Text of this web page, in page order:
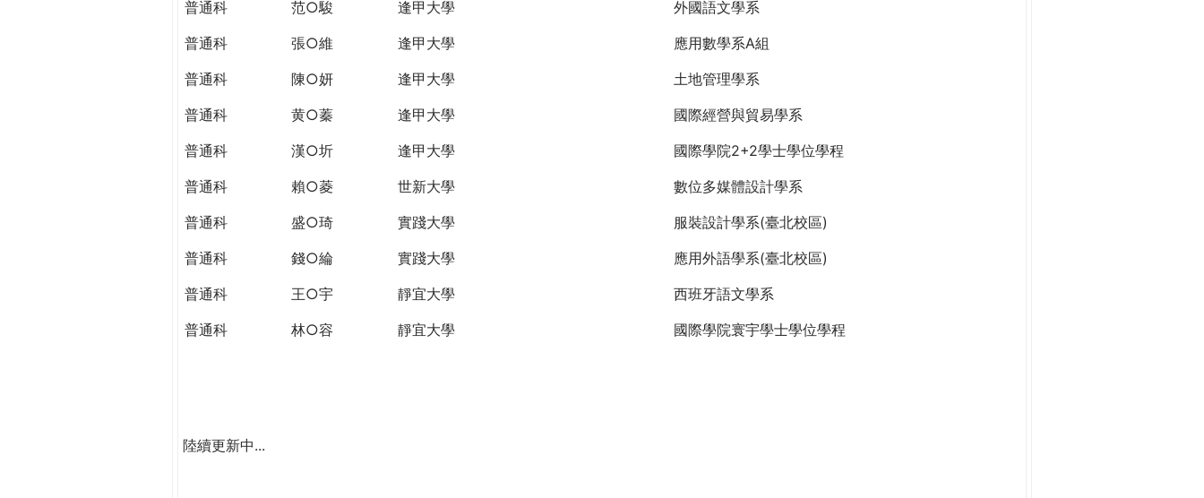
普通科
范○駿 逢甲大學
外國語文學系
普通科
張○維 逢甲大學
應用數學系A組
普通科
陳○妍 逢甲大學
土地管理學系
普通科
黄○蓁 逢甲大學
國際經營與貿易學系
普通科
漢○圻 逢甲大學
國際學院2+2學士學位學程
普通科
賴○菱 世新大學
數位多媒體設計學系
普通科
盛○琦 實踐大學
服裝設計學系(臺北校區)
普通科
錢○綸 實踐大學
應用外語學系(臺北校區)
普通科
王○宇 靜宜大學
西班牙語文學系
普通科
林○容 靜宜大學 國際學院寰宇學士學位學程
陸續更新中...